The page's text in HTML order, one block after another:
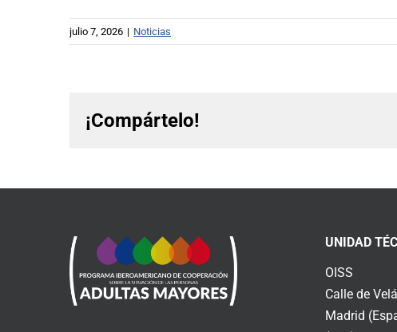
julio 7, 2026 | Noticias
¡Compártelo!
UNIDAD
OISS
Calle de
Madrid